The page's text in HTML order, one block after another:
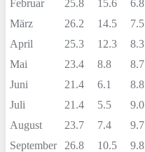
Februar
25.8 15.6 6.8
März
26.2 14.5 7.5
April
25.3 12.3 8.3
Mai
23.4 8.8 8.7
Juni
21.4 6.1 8.8
Juli
21.4 5.5 9.0
August
23.7 7.4 9.7
September
26.8 10.5 9.8